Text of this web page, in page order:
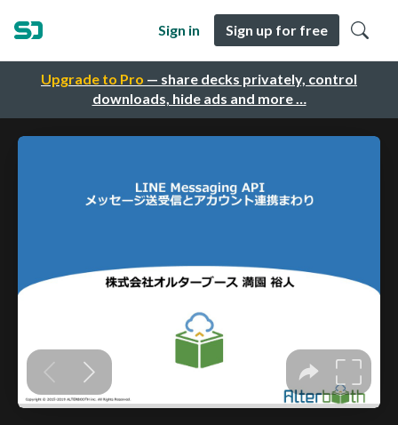
Upgrade to Pro — share decks privately, control
downloads, hide ads and more …
Sign in Sign up for free